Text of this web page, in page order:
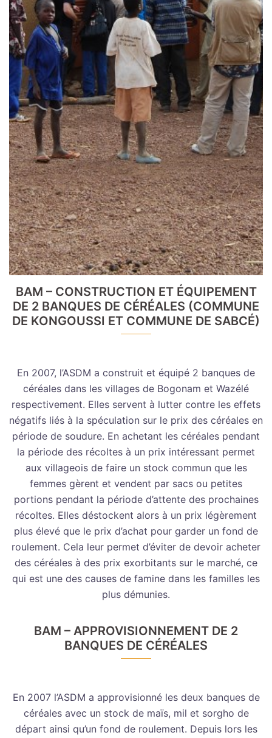
BAM – CONSTRUCTION ET ÉQUIPEMENT
DE 2 BANQUES DE CÉRÉALES (COMMUNE
DE KONGOUSSI ET COMMUNE DE SABCÉ)
En 2007, l’ASDM a construit et équipé 2 banques de
céréales dans les villages de Bogonam et Wazélé
respectivement. Elles servent à lutter contre les effets
négatifs liés à la spéculation sur le prix des céréales en
période de soudure. En achetant les céréales pendant
la période des récoltes à un prix intéressant permet
aux villageois de faire un stock commun que les
femmes gèrent et vendent par sacs ou petites
portions pendant la période d’attente des prochaines
récoltes. Elles déstockent alors à un prix légèrement
plus élevé que le prix d’achat pour garder un fond de
roulement. Cela leur permet d’éviter de devoir acheter
des céréales à des prix exorbitants sur le marché, ce
qui est une des causes de famine dans les familles les
plus démunies.
BAM – APPROVISIONNEMENT DE 2
BANQUES DE CÉRÉALES
En 2007 l’ASDM a approvisionné les deux banques de
céréales avec un stock de maïs, mil et sorgho de
départ ainsi qu’un fond de roulement. Depuis lors les